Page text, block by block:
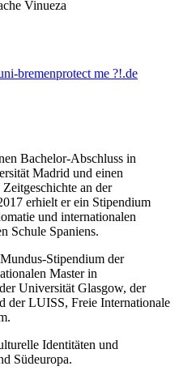
Vinueza
bremenprotect me ?!.de
Bachelor-Abschluss in
Madrid und einen
an der
erhielt er ein Stipendium
und internationalen
Schule Spaniens.
Stipendium der
Master in
Universität Glasgow, der
der LUISS, Freie Internationale
Identitäten und
Südeuropa.